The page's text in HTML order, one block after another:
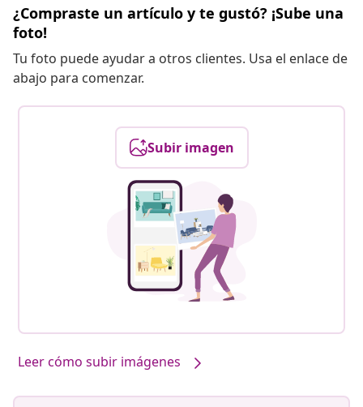
¿Compraste un artículo y te gustó? ¡Sube una
foto!
Tu foto puede ayudar a otros clientes. Usa el enlace de
abajo para comenzar.
Subir imagen
Leer cómo subir imágenes